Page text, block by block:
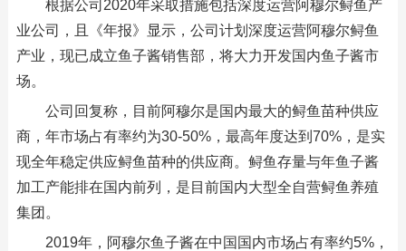
根据公司2020年采取措施包括深度运营阿穆尔鲟鱼产
业公司，且《年报》显示，公司计划深度运营阿穆尔鲟鱼
产业，现已成立鱼子酱销售部，将大力开发国内鱼子酱市
场。
公司回复称，目前阿穆尔是国内最大的鲟鱼苗种供应
商，年市场占有率约为30-50%，最高年度达到70%，是实
现全年稳定供应鲟鱼苗种的供应商。鲟鱼存量与年鱼子酱
加工产能排在国内前列，是目前国内大型全自营鲟鱼养殖
集团。
2019年，阿穆尔鱼子酱在中国国内市场占有率约5%，